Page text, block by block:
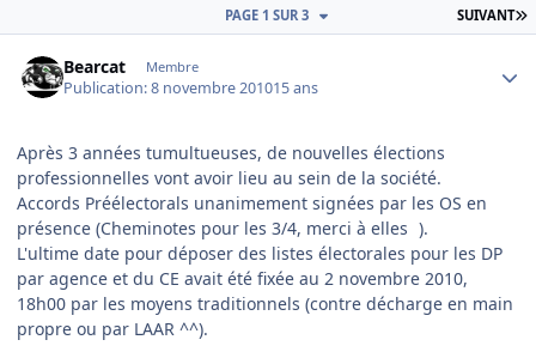
SUIVANT
PAGE 1 SUR 3
Bearcat Membre
Publication:8 novembre 201015 ans
Après 3 années tumultueuses, de nouvelles élections
professionnelles vont avoir lieu au sein de la société.
Accords Préélectorals unanimement signées par les OS en
présence (Cheminotes pour les 3/4, merci à elles ).
L'ultime date pour déposer des listes électorales pour les DP
par agence et du CE avait été fixée au 2 novembre 2010,
18h00 par les moyens traditionnels (contre décharge en main
propre ou par LAAR ^^).